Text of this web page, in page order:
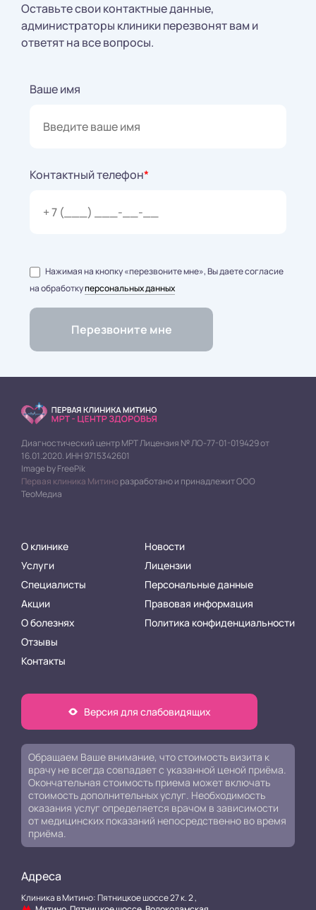
Оставьте свои контактные данные,
администраторы клиники перезвонят вам и
ответят на все вопросы.
Ваше имя
Контактный телефон*
Нажимая на кнопку «перезвоните мне», Вы даете согласие
на обработкуперсональных данных
Диагностический центр МРТ Лицензия № ЛО-77-01-019429 от
16.01.2020. ИНН 9715342601
Image by FreePik
Первая клиника Митиноразработано и принадлежит ООО
ТеоМедиа
О клинике
Услуги
Специалисты
Акции
О болезнях
Отзывы
Контакты
Новости
Лицензии
Персональные данные
Правовая информация
Политика конфиденциальности
Версия для слабовидящих
Обращаем Ваше внимание, что стоимость визита к
врачу не всегда совпадает с указанной ценой приёма.
Окончательная стоимость приема может включать
стоимость дополнительных услуг. Необходимость
оказания услуг определяется врачом в зависимости
от медицинских показаний непосредственно во время
приёма.
Адреса
Клиника в Митино: Пятницкое шоссе 27 к. 2 ,